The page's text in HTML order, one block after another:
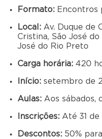
Formato: Encontros
Local: Av. Duque de
Cristina, São José
José do Rio Preto
Carga horária: 420
Início: setembro de
Aulas: Aos sábados,
Inscrições: Até 31
Descontos: 50%